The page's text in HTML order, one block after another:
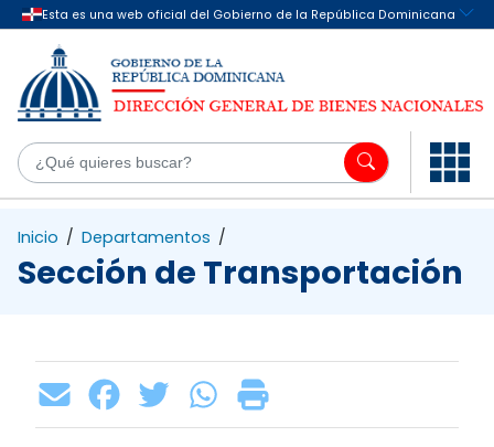
Saltar al contenido principal
Inicio / Departamentos /
Sección de Transportación